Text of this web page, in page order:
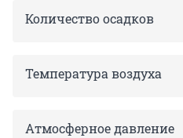
Количество осадков
Температура воздуха
Атмосферное давление